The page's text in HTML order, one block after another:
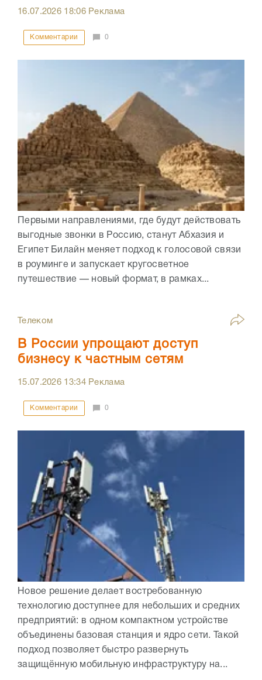
16.07.2026 18:06Реклама
Комментарии 0
Первыми направлениями, где будут действовать
выгодные звонки в Россию, станут Абхазия и
Египет Билайн меняет подход к голосовой связи
в роуминге и запускает кругосветное
путешествие — новый формат, в рамках...
Телеком
В России упрощают доступ
бизнесу к частным сетям
15.07.2026 13:34Реклама
Комментарии 0
Новое решение делает востребованную
технологию доступнее для небольших и средних
предприятий: в одном компактном устройстве
объединены базовая станция и ядро сети. Такой
подход позволяет быстро развернуть
защищённую мобильную инфраструктуру на...